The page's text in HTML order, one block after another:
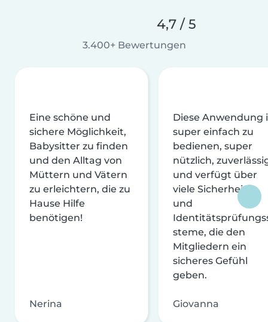
4,7 / 5
3.400+ Bewertungen
Eine schöne und
sichere Möglichkeit,
Babysitter zu finden
und den Alltag von
Müttern und Vätern
zu erleichtern, die zu
Hause Hilfe
benötigen!
Nerina
Diese Anwendung
super einfach zu
bedienen, super
nützlich,
und verfügt über
viele Sicherheits-
und
steme, die den
Mitgliedern ein
sicheres Gefühl
geben.
Giovanna